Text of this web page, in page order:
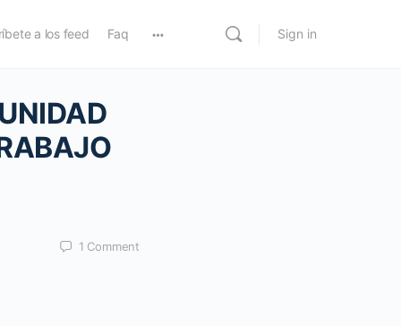
a los feed Faq Sign in
1 Comment